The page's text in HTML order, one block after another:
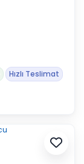
Hızlı Teslimat